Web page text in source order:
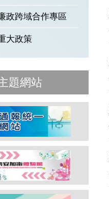
政跨域合作專區
大政策
題網站